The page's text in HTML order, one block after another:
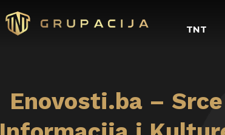
TNT
Enovosti.ba – Srce